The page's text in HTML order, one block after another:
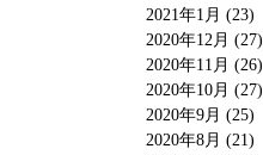
2021年1月 (23)
2020年12月 (27)
2020年11月 (26)
2020年10月 (27)
2020年9月 (25)
2020年8月 (21)